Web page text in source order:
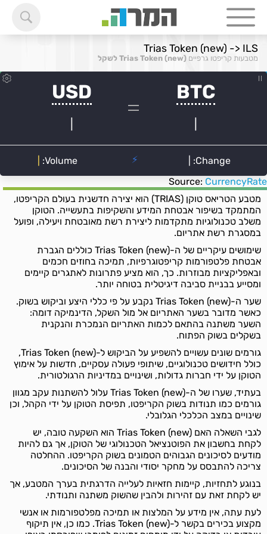
Trias Token (new) -> ILS
מטבעות קריפטו גרפיים Trias Token (new) לשקל
Source: CurrencyRate
מטבע הטריאס טוקן (TRIAS) הוא יצירה חדשנית בעולם הקריפטו,
המתמקד בשיפור אבטחת המידע והשקיפות בתעשייה. הטוקן
משלב טכנולוגיות מתקדמות ליצירת רשת מאובטחת ויעילה, ופועל
במסגרת רשת אתריום.
שימושים עיקריים של ה-Trias Token (new) כוללים הגברת
אבטחת פלטפורמות קריפטוגרפיות, תמיכה בחוזים חכמים
ובאפליקציות מבוזרות. כך, הוא מציע פתרונות לאתגרים קיימים
ומסייע בבניית סביבה דיגיטלית בטוחה יותר.
שער ה-Trias Token (new) נקבע על פי כללי היצע וביקוש בשוק.
כאשר מדובר בשער האתריום אל מול השקל, הדינמיקה דומה:
השער משתנה בהתאם לכמות האתריום הנמכרת והנקנית
בשקלים בשוק הפתוח.
גורמים שונים עשויים להשפיע על הביקוש ל-Trias Token (new),
כולל חידושים טכנולוגיים, שיתופי פעולה עסקיים, חדשות על אימוץ
הטוקן על ידי חברות גדולות, ושינויים במדיניות הרגולטורית.
בעתיד, שערו של ה-Trias Token (new) עלול להשתנות עקב מגוון
גורמים כמו תנודות בשוק הקריפטו, תפיסת הטוקן על ידי הקהל, וכן
שינויים במצב הכלכלי הגלובלי.
לגבי השאלה האם Trias Token (new) הוא השקעה טובה, יש
לקחת בחשבון את הפוטנציאל הטכנולוגי של הטוקן, אך גם להיות
מודעים לסיכונים הגבוהים הטמונים בשוק הקריפטו. ההחלטה
צריכה להתבסס על מחקר יסודי והבנה של הסיכונים.
בנוגע לתחזיות, קיימות חזאיות לעלייה הדרגתית בערך המטבע, אך
יש לקחת זאת עם זהירות ולהבין שהשוק משתנה ותנודתי.
לעת עתה, אין מידע על המלצות או תמיכה מפלטפורמות או אנשי
מקצוע בכירים בקשר ל-Trias Token (new). כמו כן, אין תיקוף